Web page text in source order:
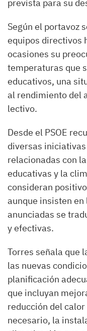
prevista para su
Según el portavoz
equipos directivos
ocasiones su
temperaturas que
educativos, una
al rendimiento del
lectivo.
Desde el PSOE
diversas
relacionadas con
educativas y la
consideran
aunque insisten
anunciadas se
y efectivas.
Torres señala que
las nuevas
planificación
que incluyan
reducción del
necesario, la